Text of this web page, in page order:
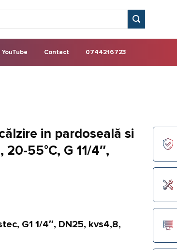
YouTube Contact 0744216723
in pardoseală si
20-55°C, G 11/4″,
G1 1/4″, DN25, kvs4,8,